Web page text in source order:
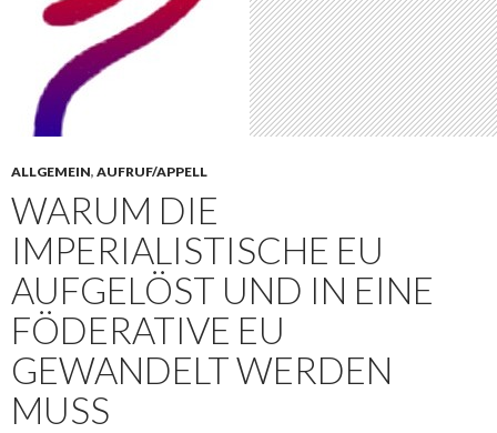
ALLGEMEIN, AUFRUF/APPELL
WARUM DIE
IMPERIALISTISCHE EU
AUFGELÖST UND IN EINE
FÖDERATIVE EU
GEWANDELT WERDEN
MUSS